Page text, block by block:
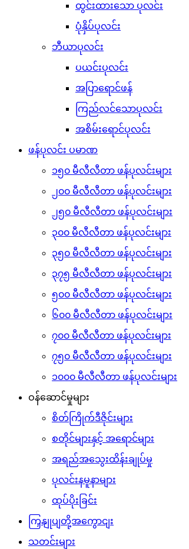
ထွင်းထားသော ပုလင်း
ပုံနှိပ်ပုလင်း
ဘီယာပုလင်း
ပယင်းပုလင်း
အပြာရောင်ဖန်
ကြည်လင်သောပုလင်း
အစိမ်းရောင်ပုလင်း
ဖန်ပုလင်း ပမာဏ
၁၅၀ မီလီလီတာ ဖန်ပုလင်းများ
၂၀၀ မီလီလီတာ ဖန်ပုလင်းများ
၂၅၀ မီလီလီတာ ဖန်ပုလင်းများ
၃၀၀ မီလီလီတာ ဖန်ပုလင်းများ
၃၅၀ မီလီလီတာ ဖန်ပုလင်းများ
၃၇၅ မီလီလီတာ ဖန်ပုလင်းများ
၅၀၀ မီလီလီတာ ဖန်ပုလင်းများ
၆၀၀ မီလီလီတာ ဖန်ပုလင်းများ
၇၀၀ မီလီလီတာ ဖန်ပုလင်းများ
၇၅၀ မီလီလီတာ ဖန်ပုလင်းများ
၁၀၀၀ မီလီလီတာ ဖန်ပုလင်းများ
ဝန်ဆောင်မှုများ
စိတ်ကြိုက်ဒီဇိုင်းများ
စတိုင်များနှင့် အရောင်များ
အရည်အသွေးထိန်းချုပ်မှု
ပုလင်းနမူနာများ
ထုပ်ပိုးခြင်း
ကြှနျုပျတို့အကွောငျး
သတင်းများ